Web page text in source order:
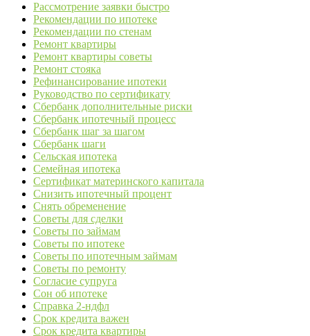
Рассмотрение заявки быстро
Рекомендации по ипотеке
Рекомендации по стенам
Ремонт квартиры
Ремонт квартиры советы
Ремонт стояка
Рефинансирование ипотеки
Руководство по сертификату
Сбербанк дополнительные риски
Сбербанк ипотечный процесс
Сбербанк шаг за шагом
Сбербанк шаги
Сельская ипотека
Семейная ипотека
Сертификат материнского капитала
Снизить ипотечный процент
Снять обременение
Советы для сделки
Советы по займам
Советы по ипотеке
Советы по ипотечным займам
Советы по ремонту
Согласие супруга
Сон об ипотеке
Справка 2-ндфл
Срок кредита важен
Срок кредита квартиры